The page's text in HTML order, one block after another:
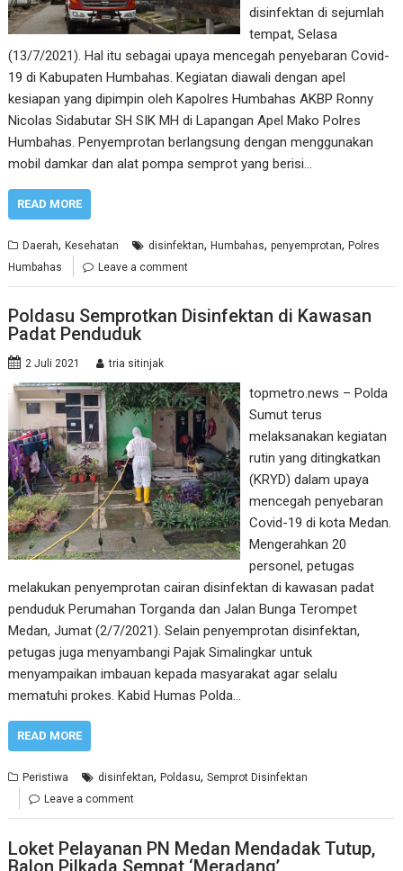
disinfektan di sejumlah
tempat, Selasa
(13/7/2021). Hal itu sebagai upaya mencegah penyebaran Covid-
19 di Kabupaten Humbahas. Kegiatan diawali dengan apel
kesiapan yang dipimpin oleh Kapolres Humbahas AKBP Ronny
Nicolas Sidabutar SH SIK MH di Lapangan Apel Mako Polres
Humbahas. Penyemprotan berlangsung dengan menggunakan
mobil damkar dan alat pompa semprot yang berisi…
READ MORE
Daerah,Kesehatan disinfektan,Humbahas,penyemprotan,Polres
Humbahas
Leave a comment
Poldasu Semprotkan Disinfektan di Kawasan
Padat Penduduk
2 Juli 2021 tria sitinjak
topmetro.news – Polda
Sumut terus
melaksanakan kegiatan
rutin yang ditingkatkan
(KRYD) dalam upaya
mencegah penyebaran
Covid-19 di kota Medan.
Mengerahkan 20
personel, petugas
melakukan penyemprotan cairan disinfektan di kawasan padat
penduduk Perumahan Torganda dan Jalan Bunga Terompet
Medan, Jumat (2/7/2021). Selain penyemprotan disinfektan,
petugas juga menyambangi Pajak Simalingkar untuk
menyampaikan imbauan kepada masyarakat agar selalu
mematuhi prokes. Kabid Humas Polda…
READ MORE
Peristiwa disinfektan,Poldasu,Semprot Disinfektan
Leave a comment
Loket Pelayanan PN Medan Mendadak Tutup,
Balon Pilkada Sempat ‘Meradang’